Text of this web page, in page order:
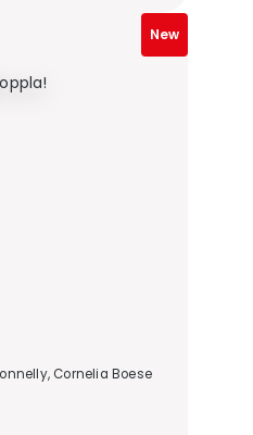
New
Cornelia Boese